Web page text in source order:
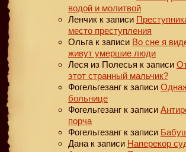
водой и молитвой
Ленчик к записи
место преступления
Ольга к записи Во сне я
живут умершие люди
Леся из Полесья к записи
этот странный мальчик?
Фогельгезанг к записи
больнице
Фогельгезанг к записи
порча
Фогельгезанг к записи
Дана к записи Наперекор